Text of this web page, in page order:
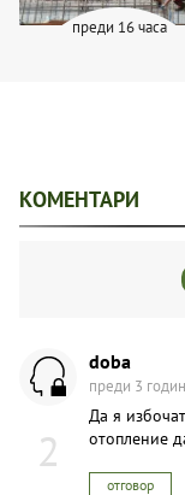
преди 16 часа
КОМЕНТАРИ
2
doba
преди 3
Да я
отопление
отговор